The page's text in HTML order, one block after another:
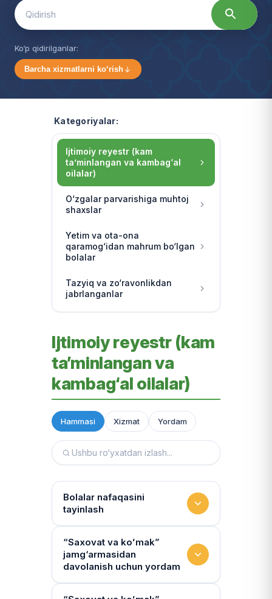
Search
for:
Ko‘p qidirilganlar:
Barcha xizmatlarni ko‘rish
Kategoriyalar:
Ijtimoiy reyestr (kam
ta’minlangan va kambag‘al
oilalar)
O‘zgalar parvarishiga muhtoj
shaxslar
Yetim va ota-ona
qaramog‘idan mahrum bo‘lgan
bolalar
Tazyiq va zo‘ravonlikdan
jabrlanganlar
Ijtimoiy reyestr (kam
ta’minlangan va
kambag‘al oilalar)
Hammasi Xizmat Yordam
Bolalar nafaqasini
tayinlash
To‘lov miqdori
Miqdor qonunchilik bilan belgilanadi.
“Kambag‘allik chegarasidagi oila”ga
75% yoki 50% to‘lanadi
“Saxovat va koʻmak”
jamg‘armasidan
davolanish uchun yordam